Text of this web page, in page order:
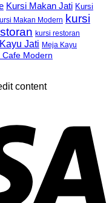
Kursi Makan Jati Kursi
Makan Modern
kursi
kursi restoran
Jati Meja Kayu
Cafe Modern
content